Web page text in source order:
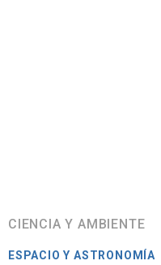
CIENCIA Y AMBIENTE
ESPACIO Y ASTRONOMÍA